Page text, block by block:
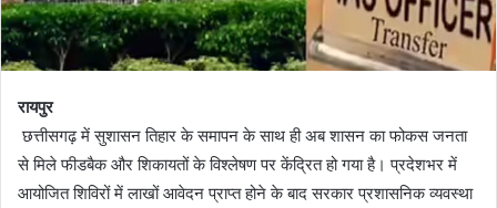
रायपुर
छत्तीसगढ़ में सुशासन तिहार के समापन के साथ ही अब शासन का फोकस जनता
से मिले फीडबैक और शिकायतों के विश्लेषण पर केंद्रित हो गया है। प्रदेशभर में
आयोजित शिविरों में लाखों आवेदन प्राप्त होने के बाद सरकार प्रशासनिक व्यवस्था